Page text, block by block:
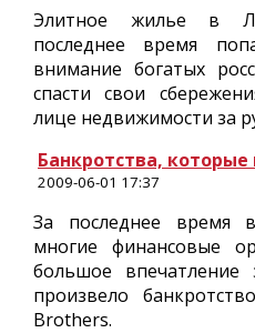
Элитное жилье в
последнее время
внимание богатых
спасти свои
лице недвижимости за
Банкротства,
2009-06-01 17:37
За последнее время
многие финансовые
большое
произвело
Brothers.